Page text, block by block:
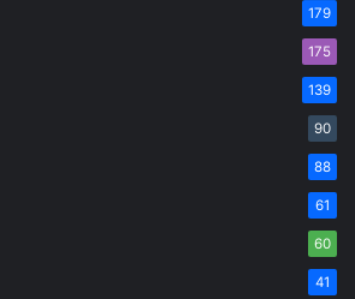
179
175
139
90
88
61
60
41